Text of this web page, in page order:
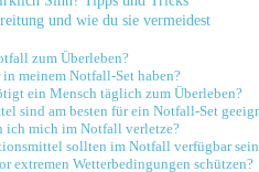
und wie⁢ du sie vermeidest
zum Überleben?
‍meinem Notfall-Set haben?
ein Mensch täglich zum Überleben?
sind am‍ besten für ​ein ⁢Notfall-Set
ich‌ mich im Notfall⁤ verletze?
sollten im Notfall verfügbar
extremen Wetterbedingungen schützen?